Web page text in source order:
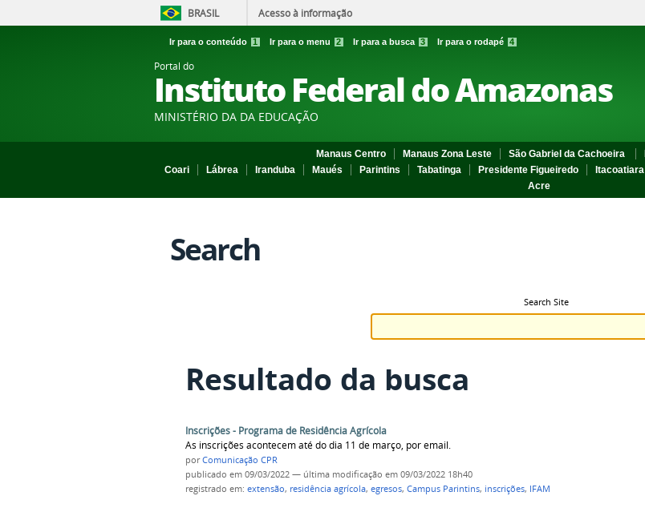
BRASIL Acesso à informação
Ir para o conteúdo 1 Ir para o menu 2 Ir para a busca 3 Ir para o rodapé 4
Portal do
Instituto Federal do Amazonas
MINISTÉRIO DA DA EDUCAÇÃO
Manaus Centro Manaus Zona Leste São Gabriel da Cachoeira
Coari
Lábrea Iranduba Maués Parintins Tabatinga Presidente Figueiredo Itacoatiara
Acre
Search
Search Site
Resultado da busca
Inscrições - Programa de Residência Agrícola
As inscrições acontecem até do dia 11 de março, por email.
porComunicação CPR
publicado em 09/03/2022 — última modificação em 09/03/2022 18h40
registrado em: extensão, residência agrícola, egresos, Campus Parintins, inscrições, IFAM